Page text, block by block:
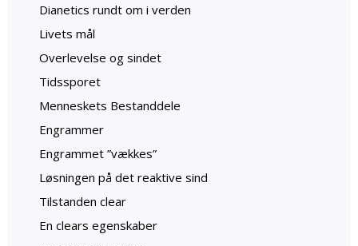
Dianetics rundt om i verden
Livets mål
Overlevelse og sindet
Tidssporet
Menneskets Bestanddele
Engrammer
Engrammet ”vækkes”
Løsningen på det reaktive sind
Tilstanden clear
En clears egenskaber